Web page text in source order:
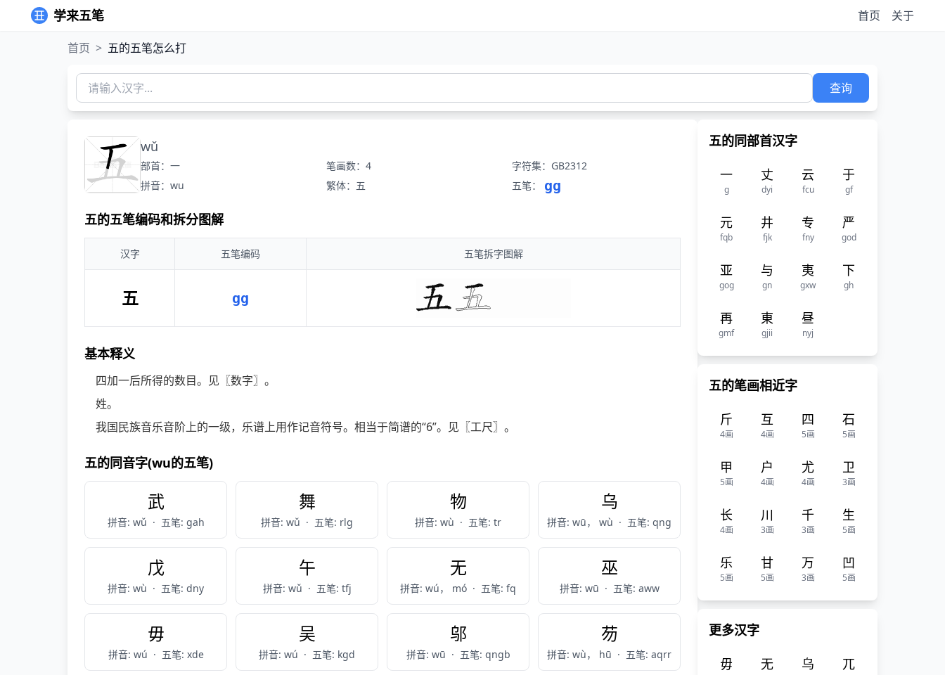
学来五笔 首页 关于
首页 > 五的五笔怎么打
查询
wǔ
部首：一 笔画数：4
字符集：GB2312
拼音：wu
繁体：五 五笔：
gg
五的五笔编码和拆分图解
汉字 五笔编码 五笔拆字图解
五 gg
基本释义
四加一后所得的数目。见〖数字〗。
姓。
我国民族音乐音阶上的一级，乐谱上用作记音符号。相当于简谱的“6”。见〖工尺〗。
五的同音字(wu的五笔)
武
拼音: wǔ · 五笔: gah
舞
拼音: wǔ · 五笔: rlg
物
拼音: wù · 五笔: tr
乌
拼音: wū， wù · 五笔: qng
戊
拼音: wù · 五笔: dny
午
拼音: wǔ · 五笔: tfj
无
拼音: wú， mó · 五笔: fq
巫
拼音: wū · 五笔: aww
毋
拼音: wú · 五笔: xde
吴
拼音: wú · 五笔: kgd
邬
拼音: wū · 五笔: qngb
芴
拼音: wù， hū · 五笔: aqrr
五的同部首汉字
一
g
丈
dyi
云
fcu
于
gf
元
fqb
井
fjk
专
fny
严
god
亚
gog
与
gn
夷
gxw
下
gh
再
gmf
東
gjii
昼
nyj
五的笔画相近字
斤
4画
互
4画
四
5画
石
5画
甲
5画
户
4画
尤
4画
卫
3画
长
4画
川
3画
千
3画
生
5画
乐
5画
甘
5画
万
3画
凹
5画
更多汉字
毋
无 乌 兀